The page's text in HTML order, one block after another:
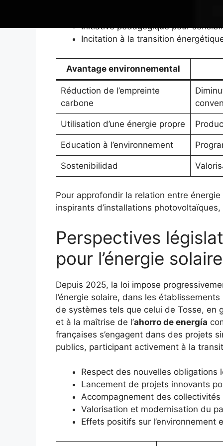
Initiative pédagogique pour
Incitation à la transition
Avantage environnemental
Réduction de l’empreinte
carbone
Utilisation d’une énergie propre
Education à l’environnement
Sostenibilidad
Pour approfondir la relation entre
inspirants d’installations
Perspectives
pour l’énergie
Depuis 2025, la loi impose
l’énergie solaire, dans les
de systèmes tels que celui de Tosse, en
et à la maîtrise de l’ahorro de energía
françaises s’engagent dans des projets
publics, participant activement à la
Respect des nouvelles obligations
Lancement de projets innovants
Accompagnement des
Valorisation et modernisation du
Effets positifs sur